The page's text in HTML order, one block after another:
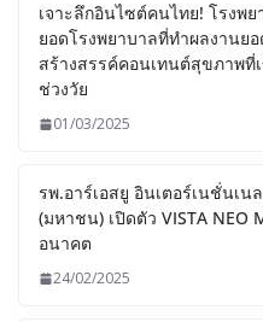
เจาะลึกอินไซต์คนไทย! โรงพ
ยอดโรงพยาบาลที่ทำผลงานย
สร้างสรรค์คอนเทนต์สุขภาพที่
ช่วงวัย
01/03/2025
รพ.อาร์เอสยู อินเตอร์เนชั่นเ
(มหาชน) เปิดตัว VISTA NEO
อนาคต
24/02/2025